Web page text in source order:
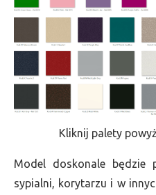
Kliknij palety
Model doskonale będzie
sypialni, korytarzu i w